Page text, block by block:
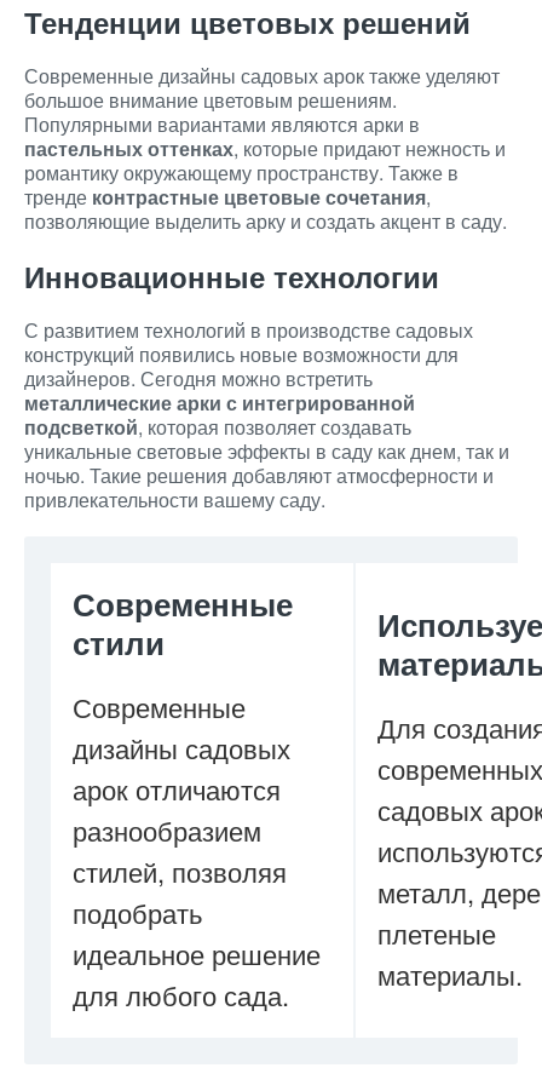
Тенденции цветовых решений
Современные дизайны садовых арок также уделяют
большое внимание цветовым решениям.
Популярными вариантами являются арки в
пастельных оттенках, которые придают нежность и
романтику окружающему пространству. Также в
тренде контрастные цветовые сочетания,
позволяющие выделить арку и создать акцент в саду.
Инновационные технологии
С развитием технологий в производстве садовых
конструкций появились новые возможности для
дизайнеров. Сегодня можно встретить
металлические арки с интегрированной
подсветкой, которая позволяет создавать
уникальные световые эффекты в саду как днем, так и
ночью. Такие решения добавляют атмосферности и
привлекательности вашему саду.
Современные
стили
Современные
дизайны садовых
арок отличаются
разнообразием
стилей, позволяя
подобрать
идеальное решение
для любого сада.
Для
современных
садовых
металл,
плетеные
материалы.